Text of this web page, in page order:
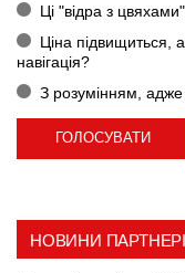
Ці "відра з
Ціна підвищиться,
навігація?
З розумінням, адже
НОВИНИ